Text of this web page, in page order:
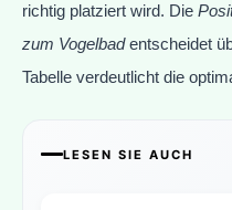
richtig platziert wird. Die
zum Vogelbadentscheidet
Tabelle verdeutlicht die
LESEN SIE AUCH